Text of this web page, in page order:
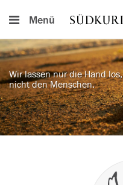
Menü
Wir lassen nur die Hand los,
nicht den Menschen.